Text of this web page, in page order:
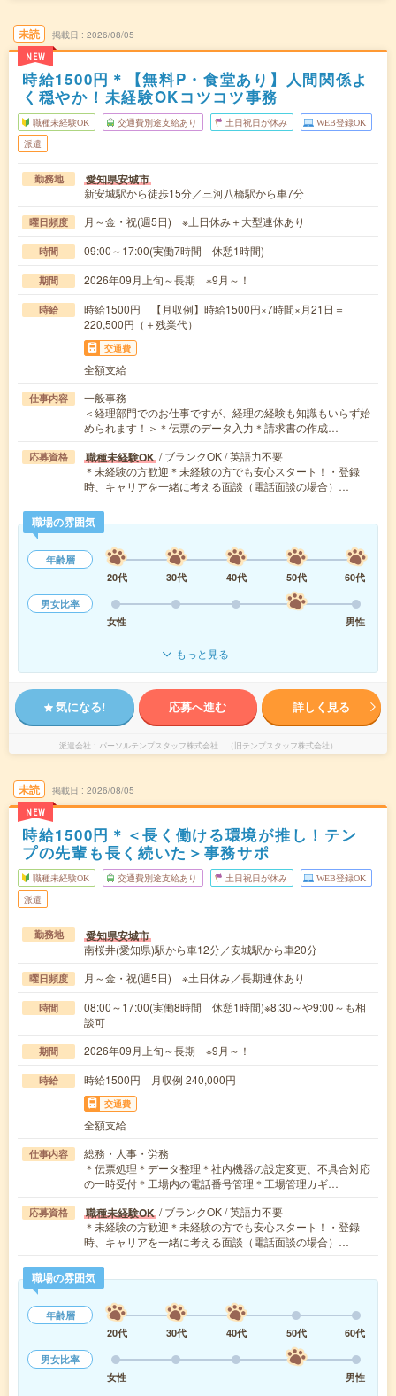
未読
NEW
掲載日 2026/08/05
時給1500円＊【無料P・食堂あり】人間関係よ
く穏やか！未経験OKコツコツ事務
職種未経験OK 交通費別途支給あり 土日祝日が休み WEB登録OK
派遣
勤務地 愛知県安城市
新安城駅から徒歩15分／三河八橋駅から車7分
曜日頻度 月～金・祝(週5日) ※土日休み＋大型連休あり
時間 09:00～17:00(実働7時間 休憩1時間)
期間 2026年09月上旬～長期 ※9月～！
時給
時給1500円 【月収例】時給1500円×7時間×月21日＝
220,500円（＋残業代）
交通費
全額支給
仕事内容
一般事務
＜経理部門でのお仕事ですが、経理の経験も知識もいらず始
められます！＞＊伝票のデータ入力＊請求書の作成…
応募資格 職種未経験OK / ブランクOK / 英語力不要
＊未経験の方歓迎＊未経験の方でも安心スタート！・登録
時、キャリアを一緒に考える面談（電話面談の場合）…
職場の雰囲気
年齢層
20代
30代 40代 50代
60代
男女比率
女性
男性
もっと見る
気になる! 応募へ進む 詳しく見る
派遣会社 パーソルテンプスタッフ株式会社 （旧テンプスタッフ株式会社）
未読
NEW
掲載日 2026/08/05
時給1500円＊＜長く働ける環境が推し！テン
プの先輩も長く続いた＞事務サポ
職種未経験OK 交通費別途支給あり 土日祝日が休み WEB登録OK
派遣
勤務地 愛知県安城市
南桜井(愛知県)駅から車12分／安城駅から車20分
曜日頻度 月～金・祝(週5日) ※土日休み／長期連休あり
時間
08:00～17:00(実働8時間 休憩1時間)※8:30～や9:00～も相
談可
期間 2026年09月上旬～長期 ※9月～！
時給 時給1500円 月収例 240,000円
交通費
全額支給
仕事内容
総務・人事・労務
＊伝票処理＊データ整理＊社内機器の設定変更、不具合対応
の一時受付＊工場内の電話番号管理＊工場管理カギ…
応募資格 職種未経験OK / ブランクOK / 英語力不要
＊未経験の方歓迎＊未経験の方でも安心スタート！・登録
時、キャリアを一緒に考える面談（電話面談の場合）…
職場の雰囲気
年齢層
20代
30代 40代 50代
60代
男女比率
女性
男性